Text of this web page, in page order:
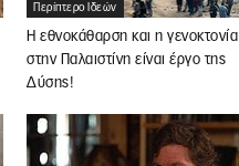
Περίπτερο Ιδεών
Η εθνοκάθαρση και η γενοκτονία
στην Παλαιστίνη είναι έργο της
Δύσης!